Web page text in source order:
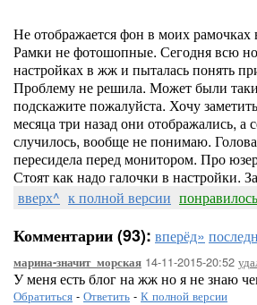
Не отображается фон в моих
Рамки не фотошопные. Сегодня всю
настройках в жж и пыталась понять
Проблему не решила. Может были
подскажите пожалуйста. Хочу
месяца три назад они отображались, а
случилось, вообще не понимаю.
пересидела перед монитором. Про
Стоят как надо галочки в настройки.
вверх^ к полной версии
Комментарии (93): вперёд»
марина-значит_морская 14-11-2015-20:52
У меня есть блог на жж но я не знаю
Обратиться - Ответить - К полной версии